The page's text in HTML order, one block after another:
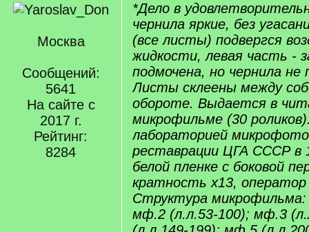
Москва
Сообщений:
5641
На сайте с
2017 г.
Рейтинг:
8284
*Дело в
чернила яркие, без
(все листы) подвергся
жидкости, левая часть -
подмочена, но чернила не
Листы склеены между
обороте. Выдается в
микрофильме (30
лабораторией
реставрации ЦГА СССР в
белой пленке с боковой
кратность x13,
Структура
мф.2 (л.л.53-100); мф.3